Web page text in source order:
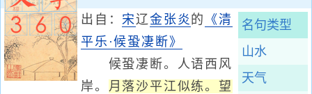
名句类型
山水
天气
出自：宋辽金张炎 的 《清
平乐·候蛩凄断》
候蛩凄断。人语西风
岸。 月落沙平江似练。望